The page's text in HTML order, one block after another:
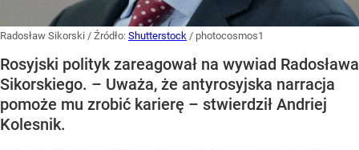
Radosław Sikorski / Źródło: Shutterstock / photocosmos1
Rosyjski polityk zareagował na wywiad Radosława
Sikorskiego. – Uważa, że antyrosyjska narracja
pomoże mu zrobić karierę – stwierdził Andriej
Kolesnik.